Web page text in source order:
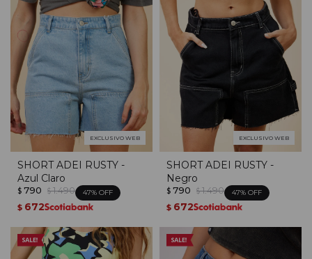
EXCLUSIVO WEB
SHORT ADEI RUSTY -
Azul Claro
$ 790 $ 1.490 47
$ 672
EXCLUSIVO WEB
SHORT ADEI RUSTY -
Negro
$ 790 $ 1.490 47
$ 672